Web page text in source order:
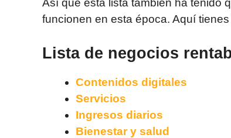
funcionen en esta época. Aquí
Lista de negocios
Contenidos digitales
Servicios
Ingresos diarios
Bienestar y salud